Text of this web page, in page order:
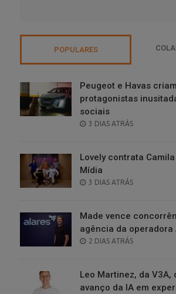
POPULARES
Peugeot e Havas
protagonistas
sociais
POSTED
3 DIAS ATRÁS
Lovely contrata
Mídia
POSTED
3 DIAS ATRÁS
Made vence
agência da operadora
POSTED
2 DIAS ATRÁS
Leo Martinez, da V3A,
avanço da IA em